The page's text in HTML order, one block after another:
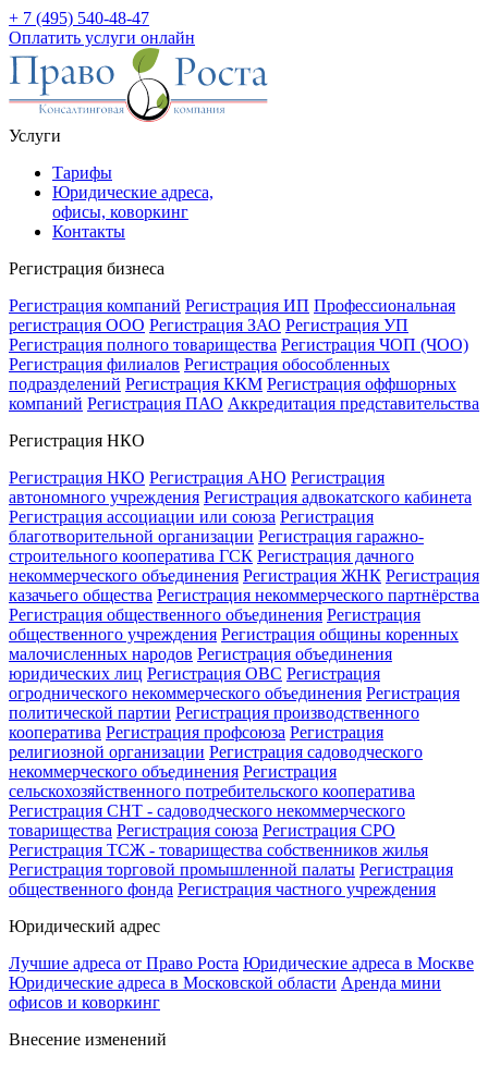
+ 7 (495) 540-48-47
Оплатить услуги онлайн
Услуги
Тарифы
Юридические адреса,
офисы, коворкинг
Контакты
Регистрация бизнеса
Регистрация компаний Регистрация ИП Профессиональная
регистрация ООО Регистрация ЗАО Регистрация УП
Регистрация полного товарищества Регистрация ЧОП (ЧОО)
Регистрация филиалов Регистрация обособленных
подразделений Регистрация ККМ Регистрация оффшорных
компаний Регистрация ПАО Аккредитация представительства
Регистрация НКО
Регистрация НКО Регистрация АНО Регистрация
автономного учреждения Регистрация адвокатского кабинета
Регистрация ассоциации или союза Регистрация
благотворительной организации Регистрация гаражно-
строительного кооператива ГСК Регистрация дачного
некоммерческого объединения Регистрация ЖНК Регистрация
казачьего общества Регистрация некоммерческого партнёрства
Регистрация общественного объединения Регистрация
общественного учреждения Регистрация общины коренных
малочисленных народов Регистрация объединения
юридических лиц Регистрация ОВС Регистрация
огроднического некоммерческого объединения Регистрация
политической партии Регистрация производственного
кооператива Регистрация профсоюза Регистрация
религиозной организации Регистрация садоводческого
некоммерческого объединения Регистрация
сельскохозяйственного потребительского кооператива
Регистрация СНТ - садоводческого некоммерческого
товарищества Регистрация союза Регистрация СРО
Регистрация ТСЖ - товарищества собственников жилья
Регистрация торговой промышленной палаты Регистрация
общественного фонда Регистрация частного учреждения
Юридический адрес
Лучшие адреса от Право Роста Юридические адреса в Москве
Юридические адреса в Московской области Аренда мини
офисов и коворкинг
Внесение изменений